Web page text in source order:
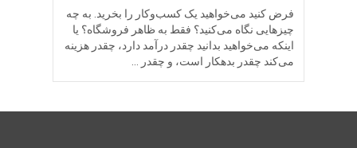
فرض کنید می‌خواهید یک کسب‌وکار را بخرید. به چه
چیزهایی نگاه می‌کنید؟ فقط به ظاهر فروشگاه؟ یا
اینکه می‌خواهید بدانید چقدر درآمد دارد، چقدر هزینه
می‌کند چقدر بدهکار است، و چقدر …